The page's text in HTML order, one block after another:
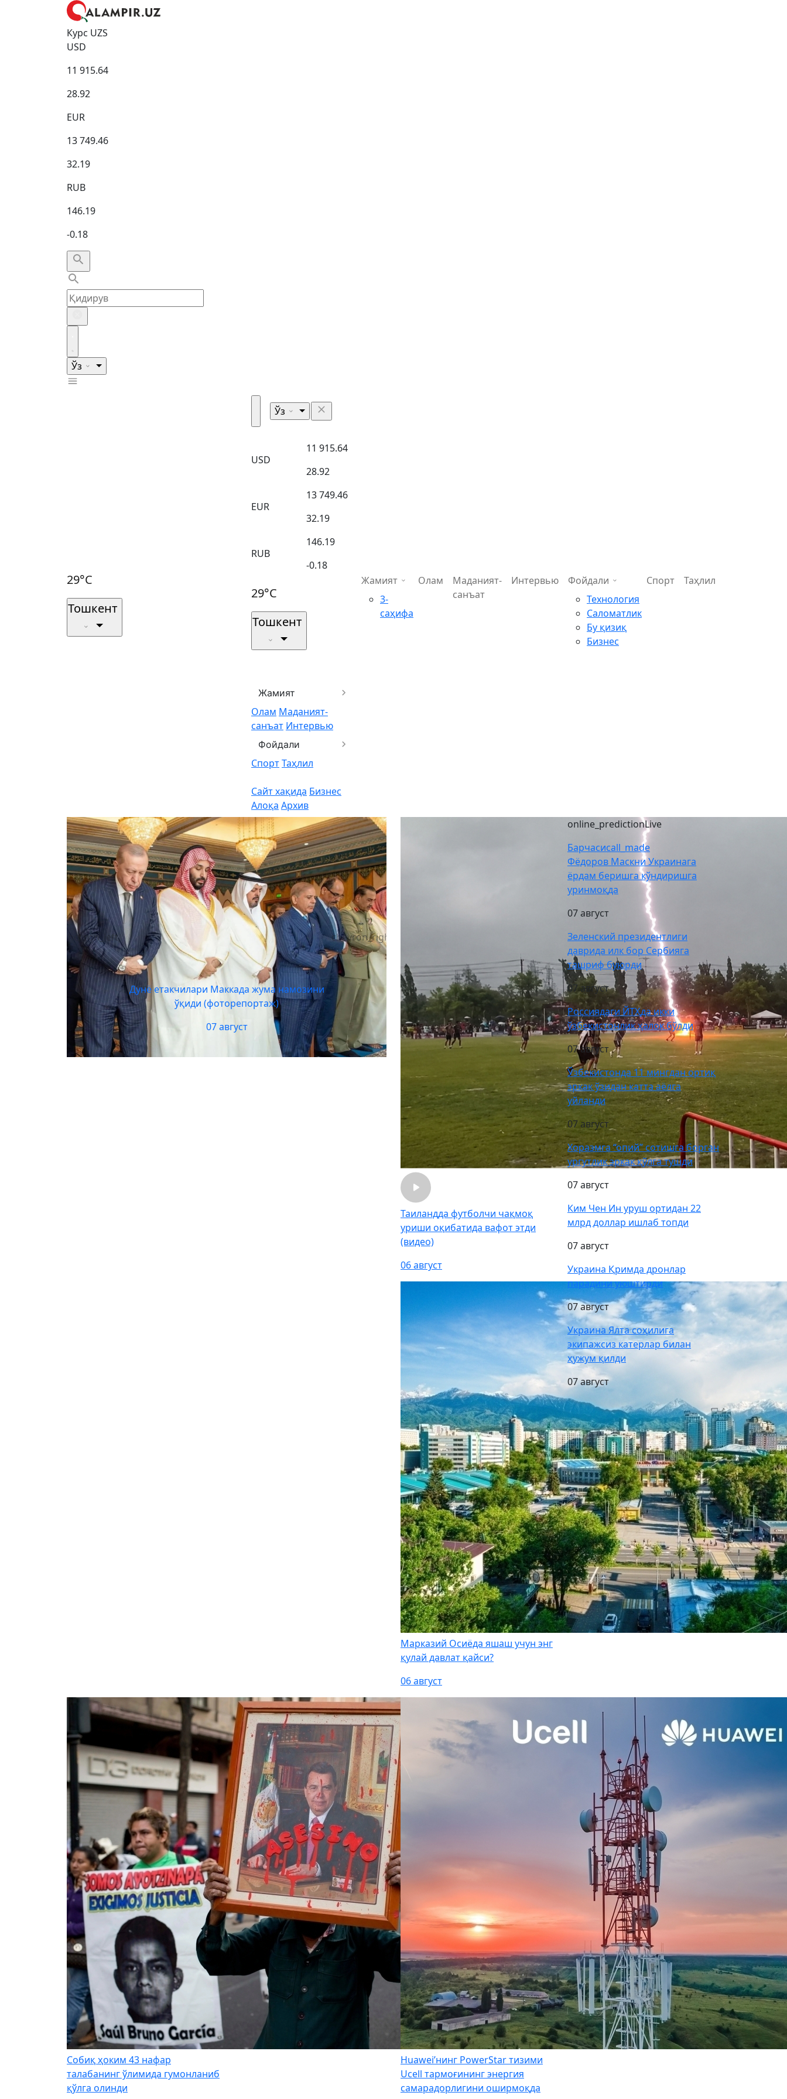
Курс UZS
USD
11 915.64
28.92
EUR
13 749.46
32.19
RUB
146.19
-0.18
Ўз
29°C
Тошкент
Ўз
USD
11 915.64
28.92
EUR
13 749.46
32.19
RUB
146.19
-0.18
29°C
Тошкент
Жамият
Олам Маданият-
санъат Интервью
Фойдали
СпортТаҳлил
Сайт хақида Бизнес
Алоқа Архив
Жамият
3-
саҳифа
Олам
Маданият-
санъат
Интервью
Фойдали
Технология
Саломатлик
Бу қизиқ
Бизнес
Спорт Таҳлил
Дунё етакчилари Маккада жума намозини
ўқиди (фоторепортаж)
07 август
07 август
chevron_left chevron_right
Таиландда футболчи чақмоқ
уриши оқибатида вафот этди
(видео)
06 август
Марказий Осиёда яшаш учун энг
қулай давлат қайси?
06 август
Собиқ ҳоким 43 нафар
талабанинг ўлимида гумонланиб
қўлга олинди
Huawei’нинг PowerStar тизими
Ucell тармоғининг энергия
самарадорлигини оширмоқда
online_predictionLive
Барчасиcall_made
Фёдоров Маскни Украинага
ёрдам беришга кўндиришга
уринмоқда
07 август
Зеленский президентлиги
даврида илк бор Сербияга
ташриф буюрди
07 август
Россиядаги ЙТҲда икки
ўзбекистонлик ҳалок бўлди
07 август
Ўзбекистонда 11 мингдан ортиқ
эркак ўзидан катта аёлга
уйланди
07 август
Хоразмга “опий” сотишга борган
ургутлик эркак қўлга тушди
07 август
Ким Чен Ин уруш ортидан 22
млрд доллар ишлаб топди
07 август
Украина Қримда дронлар
парадини уюштирди
07 август
Украина Ялта соҳилига
экипажсиз катерлар билан
ҳужум қилди
07 август